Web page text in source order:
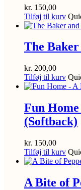
kr. 150,00
Tilføj til kurv
The
kr. 200,00
Tilføj til kurv
Fun
(Softback)
kr. 150,00
Tilføj til kurv
A Bite of